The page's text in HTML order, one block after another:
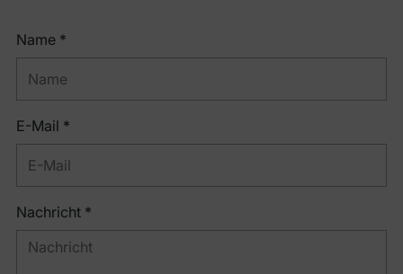
Name *
E-Mail *
Nachricht *